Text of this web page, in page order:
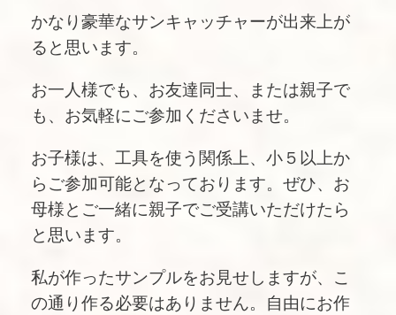
かなり豪華なサンキャッチャーが出来上が
ると思います。
お一人様でも、お友達同士、または親子で
も、お気軽にご参加くださいませ。
お子様は、工具を使う関係上、小５以上か
らご参加可能となっております。ぜひ、お
母様とご一緒に親子でご受講いただけたら
と思います。
私が作ったサンプルをお見せしますが、こ
の通り作る必要はありません。自由にお作